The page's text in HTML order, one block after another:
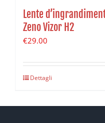
Lente
Zeno Vizor H2
€29.00
Dettagli